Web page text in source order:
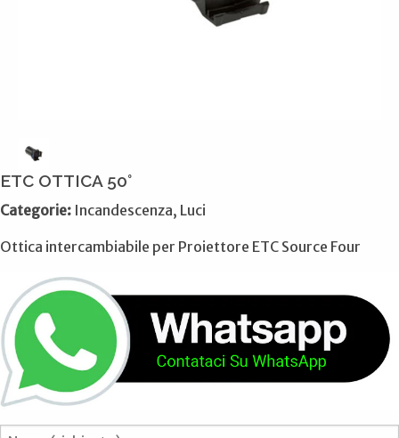
ETC OTTICA 50°
Categorie: Incandescenza, Luci
Ottica intercambiabile per Proiettore ETC Source Four